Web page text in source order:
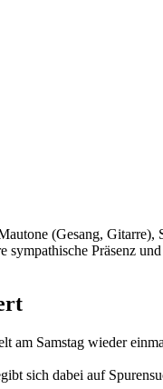
(Gesang,
sympathische Präsenz
am Samstag wieder
sich dabei auf